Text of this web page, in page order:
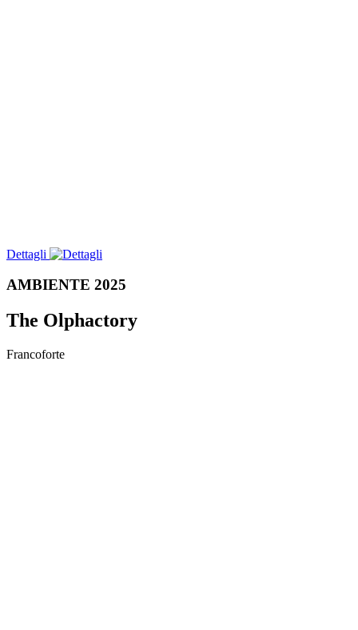
Dettagli
AMBIENTE 2025
The Olphactory
Francoforte